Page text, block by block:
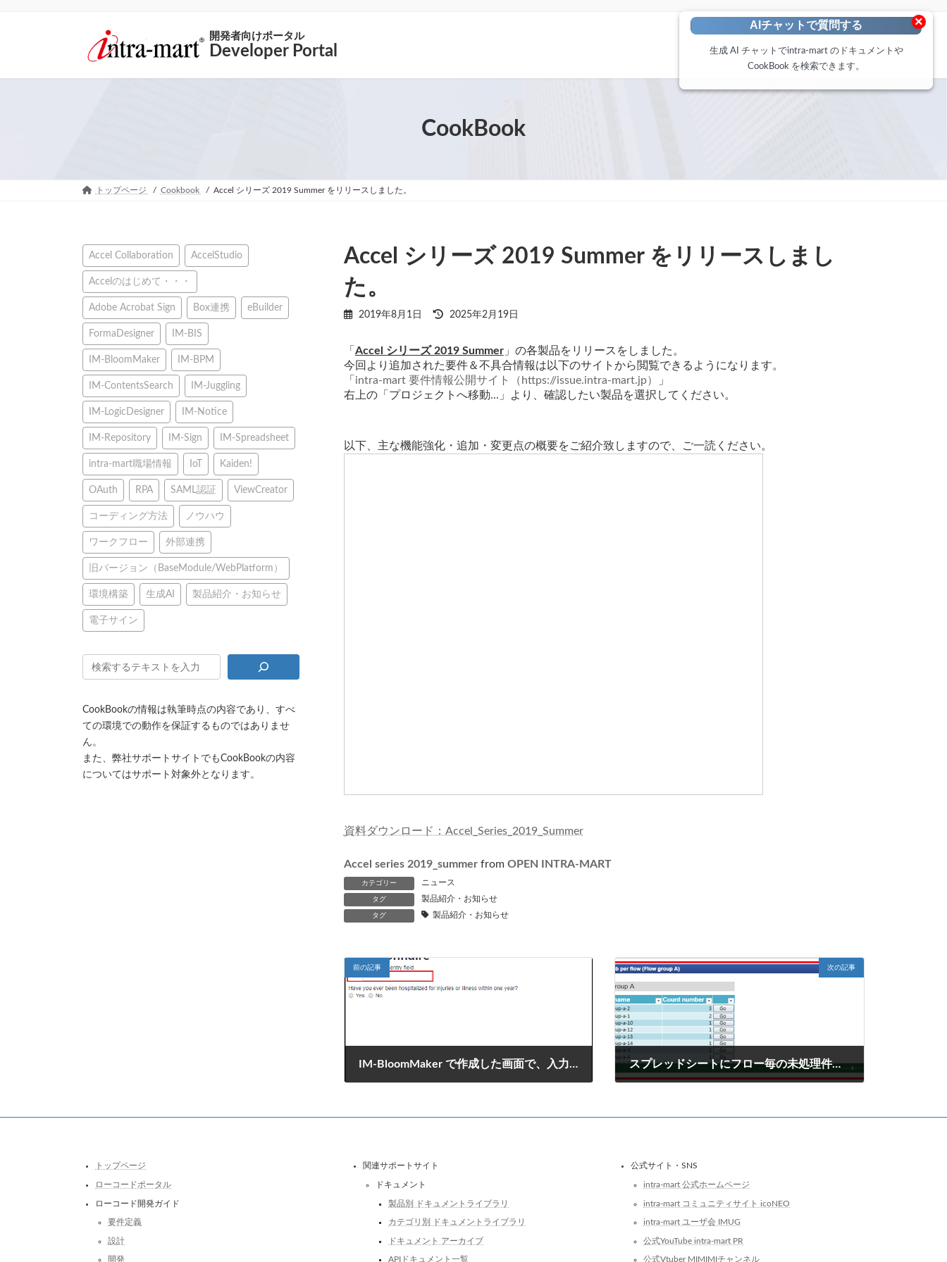
AIチャットで質問する
生成 AI チャットでintra-mart のドキュメントや
CookBook を検索できます。
×
開発者向けポータル
Developer Portal
CookBook
トップページ Cookbook Accel シリーズ 2019 Summer をリリースしました。
Accel シリーズ 2019 Summer をリリースしまし
た。
2019年8月1日
最
新
日
時
:
2025年2月19日
「 Accel シリーズ 2019 Summer」の各製品をリリースをしました。
今回より追加された要件＆不具合情報は以下のサイトから閲覧できるようになります。
「 intra-mart 要件情報公開サイト（https://issue.intra-mart.jp）
」
右上の「プロジェクトへ移動...」より、確認したい製品を選択してください。
以下、主な機能強化・追加・変更点の概要をご紹介致しますので、ご一読ください。
資料ダウンロード：Accel_Series_2019_Summer
Accel series 2019_summer from OPEN INTRA-MART
カテゴリー ニュース
タグ 製品紹介・お知らせ
タグ 製品紹介・お知らせ
前の記事
IM-BloomMaker で作成した画面で、入力項目の値によってエレメントの表示・非表示を切り替える方法
次の記事
スプレッドシートにフロー毎の未処理件数を表示するポートレットの作成方法
Accel Collaboration AccelStudio
Accelのはじめて・・・
Adobe Acrobat Sign Box連携 eBuilder
FormaDesigner IM-BIS
IM-BloomMaker IM-BPM
IM-ContentsSearch IM-Juggling
IM-LogicDesigner IM-Notice
IM-Repository IM-Sign IM-Spreadsheet
intra-mart職場情報 IoT Kaiden!
OAuth RPA SAML認証 ViewCreator
コーディング方法 ノウハウ
ワークフロー 外部連携
旧バージョン（BaseModule/WebPlatform）
環境構築 生成AI 製品紹介・お知らせ
電子サイン
CookBookの情報は執筆時点の内容であり、すべ
ての環境での動作を保証するものではありませ
ん。
また、弊社サポートサイトでもCookBookの内容
についてはサポート対象外となります。
トップページ
ローコードポータル
ローコード開発ガイド
要件定義
設計
開発
関連サポートサイト
ドキュメント
製品別 ドキュメントライブラリ
カテゴリ別 ドキュメントライブラリ
ドキュメント アーカイブ
APIドキュメント一覧
公式サイト・SNS
intra-mart 公式ホームページ
intra-mart コミュニティサイト icoNEO
intra-mart ユーザ会 IMUG
公式YouTube intra-mart PR
公式Vtuber MIMIMIチャンネル